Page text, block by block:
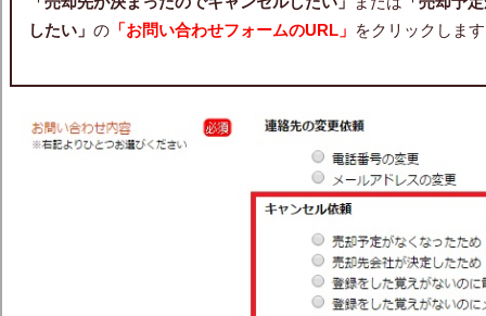
したい」 の「お問い合わせフォームのURL」 をクリックしま